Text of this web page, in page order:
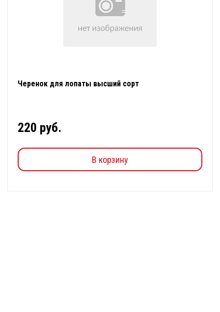
Черенок для лопаты высший сорт
220 руб.
В корзину